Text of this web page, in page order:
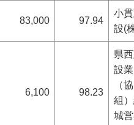
83,000 97.94
小
設(
6,100 98.23
県
設業
（協
組
城